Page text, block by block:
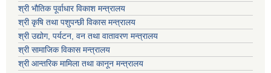
श्री भौतिक पूर्वाधार विकाश मन्त्रालय
श्री कृषि तथा पशुपन्छी विकास मन्त्रालय
श्री उद्योग, पर्यटन, वन तथा वातावरण मन्त्रालय
श्री सामाजिक विकास मन्त्रालय
श्री आन्तरिक मामिला तथा कानून मन्त्रालय